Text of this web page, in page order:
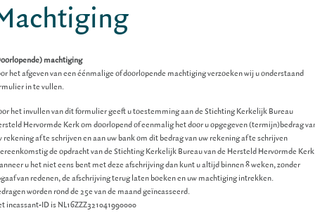
machtiging
het afgeven van een éénmalige of doorlopende machtiging verzoeken wij u onderstaand
in te vullen.
het invullen van dit formulier geeft u toestemming aan de Stichting Kerkelijk Bureau
Hervormde Kerk om doorlopend of eenmalig het door u opgegeven (termijn)bedrag
rekening af te schrijven en aan uw bank om dit bedrag van uw rekening af te schrijven
de opdracht van de Stichting Kerkelijk Bureau van de Hersteld Hervormde
u het niet eens bent met deze afschrijving dan kunt u altijd binnen 8 weken, zonder
van redenen, de afschrijving terug laten boeken en uw machtiging intrekken.
worden rond de 25e van de maand geïncasseerd.
incassant-ID is NL16ZZZ321041990000